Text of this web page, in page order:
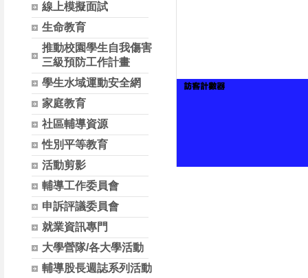
線上模擬面試
生命教育
推動校園學生自我傷害
三級預防工作計畫
學生水域運動安全網
家庭教育
社區輔導資源
性別平等教育
活動剪影
輔導工作委員會
申訴評議委員會
就業資訊專門
大學營隊/各大學活動
輔導股長週誌系列活動